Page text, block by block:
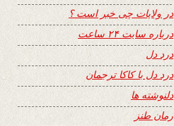
در ولایات چی خبر است ؟
درباره سایت ۲۴ ساعت
درد دل
درد دل با کاکا ترجمان
دلنوشته ها
رمان طنز